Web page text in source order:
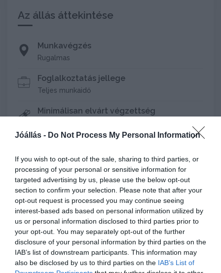
Jóállás - Do Not Process My Personal Information
If you wish to opt-out of the sale, sharing to third parties, or
processing of your personal or sensitive information for
targeted advertising by us, please use the below opt-out
section to confirm your selection. Please note that after your
opt-out request is processed you may continue seeing
interest-based ads based on personal information utilized by
us or personal information disclosed to third parties prior to
your opt-out. You may separately opt-out of the further
disclosure of your personal information by third parties on the
IAB’s list of downstream participants. This information may
also be disclosed by us to third parties on the IAB’s List of
Az állás áttekintése
Munkavégzés
Rugalmas
Foglalkoztatás jellege
Teljes munkaidő
Minimálisan elvárt végzettség
B
Az álláshirdetés jelentkezési határideje
2026-06-23